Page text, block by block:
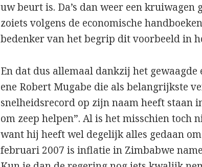
uw beurt is. Da’s dan weer een kruiwagen
zoiets volgens de economische
bedenker van het begrip dit voorbeeld in
En dat dus allemaal dankzij het gewaagde
ene Robert Mugabe die als belangrijkste
snelheidsrecord op zijn naam heeft staan
om zeep helpen”. Al is het misschien toch
want hij heeft wel degelijk alles gedaan
februari 2007 is inflatie in Zimbabwe